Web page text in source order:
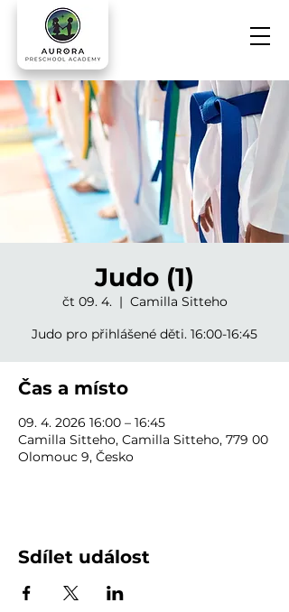
Judo (1)
čt 09. 4.
  |
Camilla Sitteho
Judo pro přihlášené děti. 16:00-16:45
Čas a místo
09. 4. 2026 16:00 – 16:45
Camilla Sitteho, Camilla Sitteho, 779 00
Olomouc 9, Česko
Sdílet událost